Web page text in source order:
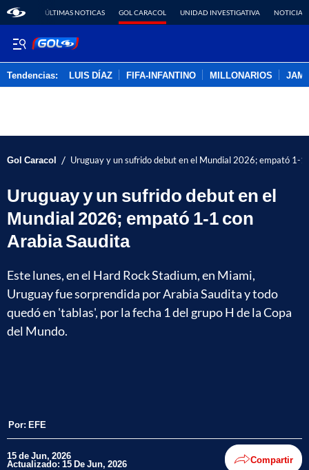
ÚLTIMAS NOTICAS GOL CARACOL UNIDAD INVESTIGATIVA NOTICIAS
Tendencias: LUIS DÍAZ FIFA-INFANTINO MILLONARIOS
Gol Caracol / Uruguay y un sufrido debut en el Mundial 2026; empató 1-1
Uruguay y un sufrido debut en el
Mundial 2026; empató 1-1 con
Arabia Saudita
Este lunes, en el Hard Rock Stadium, en Miami,
Uruguay fue sorprendida por Arabia Saudita y todo
quedó en 'tablas', por la fecha 1 del grupo H de la Copa
del Mundo.
Por: EFE
15 de Jun, 2026
Actualizado: 15 De Jun, 2026 Compartir